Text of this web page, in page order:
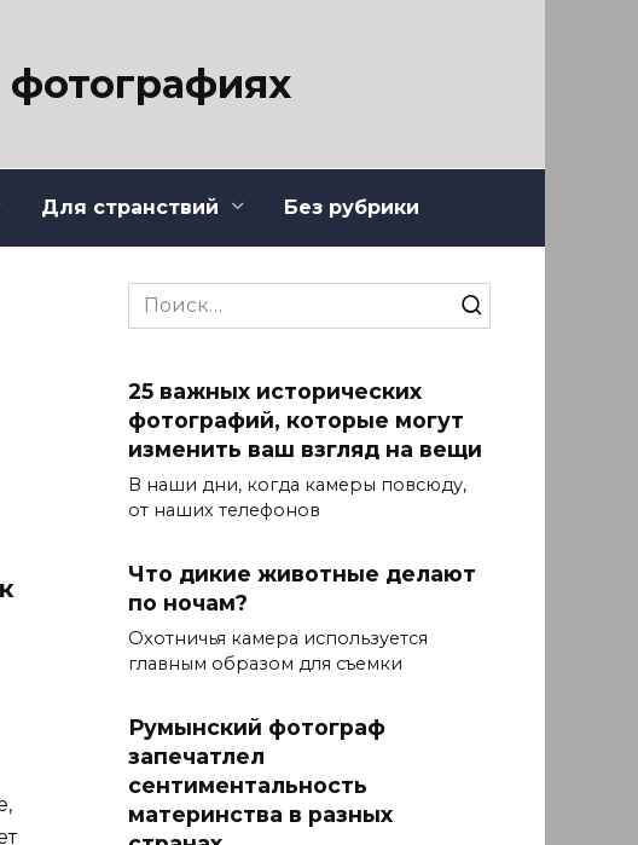
фотографиях
Для странствий Без рубрики
Search
for:
25 важных исторических
фотографий, которые могут
изменить ваш взгляд на вещи
В наши дни, когда камеры повсюду,
от наших телефонов
Что дикие животные делают
по ночам?
Охотничья камера используется
главным образом для съемки
Румынский фотограф
запечатлел
сентиментальность
материнства в разных